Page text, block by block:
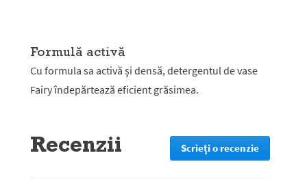
Formulă activă
Cu formula sa activă și densă, detergentul de vase
Fairy îndepărtează eficient grăsimea.
Recenzii Scrieţi o recenzie
Prin